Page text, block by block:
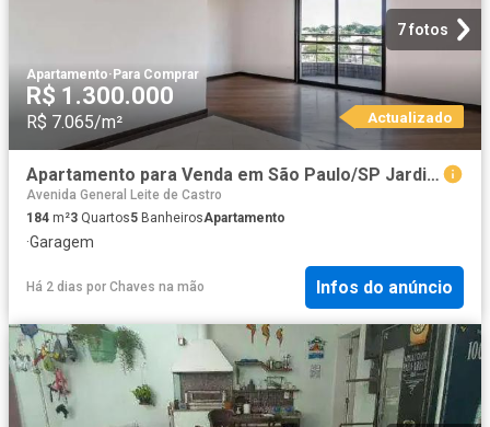
7 fotos
Apartamento·Para Comprar
R$ 1.300.000
R$ 7.065/m² Actualizado
Apartamento para Venda em São Paulo/SP Jardim da Saude 3 Quartos
Avenida General Leite de Castro
184 m²3 Quartos5 BanheirosApartamento
·Garagem
Há 2 dias por Chaves na mão Infos do anúncio